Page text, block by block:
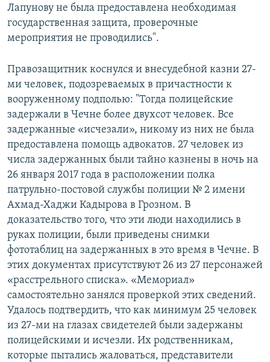
Лапунову не была предоставлена необходимая
государственная защита, проверочные
мероприятия не проводились".
Правозащитник коснулся и внесудебной казни 27-
ми человек, подозреваемых в причастности к
вооруженному подполью: "Тогда полицейские
задержали в Чечне более двухсот человек. Все
задержанные «исчезали», никому из них не была
предоставлена помощь адвокатов. 27 человек из
числа задержанных были тайно казнены в ночь на
26 января 2017 года в расположении полка
патрульно-постовой службы полиции № 2 имени
Ахмад-Хаджи Кадырова в Грозном. В
доказательство того, что эти люди находились в
руках полиции, были приведены снимки
фототаблиц на задержанных в это время в Чечне. В
этих документах присутствуют 26 из 27 персонажей
«расстрельного списка». «Мемориал»
самостоятельно занялся проверкой этих сведений.
Удалось подтвердить, что как минимум 25 человек
из 27-ми на глазах свидетелей были задержаны
полицейскими и исчезли. Их родственникам,
которые пытались жаловаться, представители